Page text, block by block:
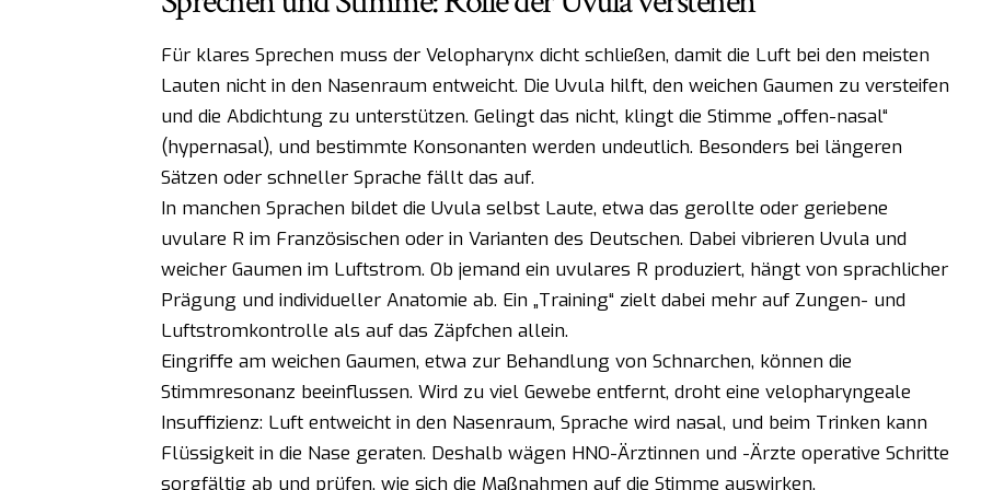
Für klares Sprechen muss der Velopharynx dicht schließen, damit die Luft bei den meisten
Lauten nicht in den Nasenraum entweicht. Die Uvula hilft, den weichen Gaumen zu versteifen
und die Abdichtung zu unterstützen. Gelingt das nicht, klingt die Stimme „offen-nasal“
(hypernasal), und bestimmte Konsonanten werden undeutlich. Besonders bei längeren
Sätzen oder schneller Sprache fällt das auf.
In manchen Sprachen bildet die Uvula selbst Laute, etwa das gerollte oder geriebene
uvulare R im Französischen oder in Varianten des Deutschen. Dabei vibrieren Uvula und
weicher Gaumen im Luftstrom. Ob jemand ein uvulares R produziert, hängt von sprachlicher
Prägung und individueller Anatomie ab. Ein „Training“ zielt dabei mehr auf Zungen- und
Luftstromkontrolle als auf das Zäpfchen allein.
Eingriffe am weichen Gaumen, etwa zur Behandlung von Schnarchen, können die
Stimmresonanz beeinflussen. Wird zu viel Gewebe entfernt, droht eine velopharyngeale
Insuffizienz: Luft entweicht in den Nasenraum, Sprache wird nasal, und beim Trinken kann
Flüssigkeit in die Nase geraten. Deshalb wägen HNO-Ärztinnen und -Ärzte operative Schritte
sorgfältig ab und prüfen, wie sich die Maßnahmen auf die Stimme auswirken.